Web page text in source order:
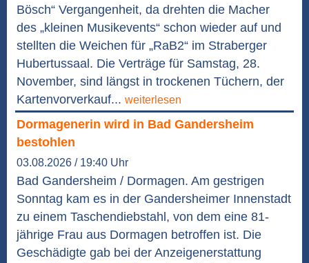
Bösch“ Vergangenheit, da drehten die Macher
des „kleinen Musikevents“ schon wieder auf und
stellten die Weichen für „RaB2“ im Straberger
Hubertussaal. Die Verträge für Samstag, 28.
November, sind längst in trockenen Tüchern, der
Kartenvorverkauf... weiterlesen
Dormagenerin wird in Bad Gandersheim
bestohlen
03.08.2026 / 19:40 Uhr
Bad Gandersheim / Dormagen. Am gestrigen
Sonntag kam es in der Gandersheimer Innenstadt
zu einem Taschendiebstahl, von dem eine 81-
jährige Frau aus Dormagen betroffen ist. Die
Geschädigte gab bei der Anzeigenerstattung